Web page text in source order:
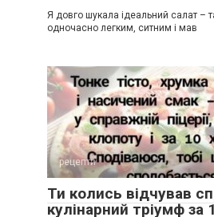
Я довго шукала ідеальний салат –
одночасно легким, ситним і мав
рецепти
Ти колись відчував
кулінарний тріумф за